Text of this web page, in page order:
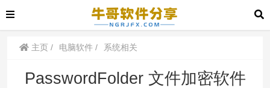
主页 电脑软件 系统相关
PasswordFolder 文件加密软件